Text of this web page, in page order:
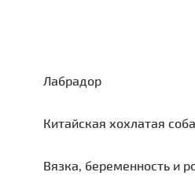
Лабрадор
Китайская хохлатая
Вязка, беременность и